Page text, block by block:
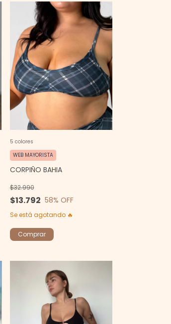
CORPIÑO BAHIA
$13.792
$32.990
58% OFF
WEB MAYORISTA
Se está agotando 🔥
5 colores
Comprar